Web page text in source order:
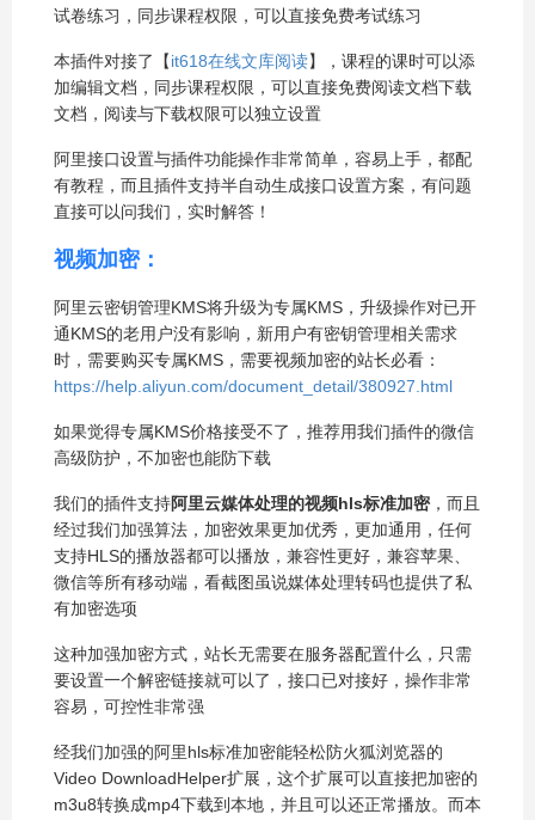
试卷练习，同步课程权限，可以直接免费考试练习
本插件对接了【it618在线文库阅读】，课程的课时可以添
加编辑文档，同步课程权限，可以直接免费阅读文档下载
文档，阅读与下载权限可以独立设置
阿里接口设置与插件功能操作非常简单，容易上手，都配
有教程，而且插件支持半自动生成接口设置方案，有问题
直接可以问我们，实时解答！
视频加密：
阿里云密钥管理KMS将升级为专属KMS，升级操作对已开
通KMS的老用户没有影响，新用户有密钥管理相关需求
时，需要购买专属KMS，需要视频加密的站长必看：
https://help.aliyun.com/document_detail/380927.html
如果觉得专属KMS价格接受不了，推荐用我们插件的微信
高级防护，不加密也能防下载
我们的插件支持阿里云媒体处理的视频hls标准加密，而且
经过我们加强算法，加密效果更加优秀，更加通用，任何
支持HLS的播放器都可以播放，兼容性更好，兼容苹果、
微信等所有移动端，看截图虽说媒体处理转码也提供了私
有加密选项
这种加强加密方式，站长无需要在服务器配置什么，只需
要设置一个解密链接就可以了，接口已对接好，操作非常
容易，可控性非常强
经我们加强的阿里hls标准加密能轻松防火狐浏览器的
Video DownloadHelper扩展，这个扩展可以直接把加密的
m3u8转换成mp4下载到本地，并且可以还正常播放。而本